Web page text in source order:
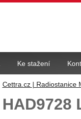
Cettra.cz | Radiostanice
HAD9728
Ke stažení